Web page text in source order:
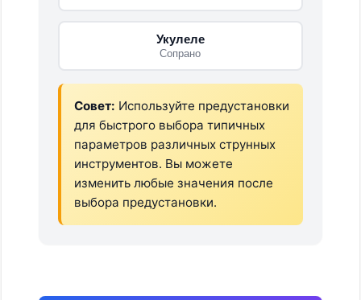
Укулеле
Сопрано
Совет: Используйте предустановки
для быстрого выбора типичных
параметров различных струнных
инструментов. Вы можете
изменить любые значения после
выбора предустановки.